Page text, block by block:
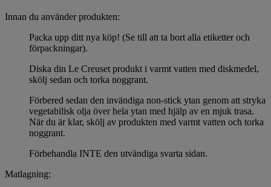
Innan du använder produkten:
Packa upp ditt nya köp! (Se till att ta bort alla etiketter och
förpackningar).
Diska din Le Creuset produkt i varmt vatten med diskmedel,
skölj sedan och torka noggrant.
Förbered sedan den invändiga non-stick ytan genom att stryka
vegetabilisk olja över hela ytan med hjälp av en mjuk trasa.
När du är klar, skölj av produkten med varmt vatten och torka
noggrant.
Förbehandla INTE den utvändiga svarta sidan.
Matlagning: